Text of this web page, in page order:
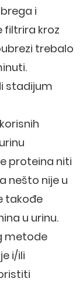
i
filtrira kroz
trebalo
stadijum
proteina niti
nešto nije u
takođe
u urinu.
metode
i/ili